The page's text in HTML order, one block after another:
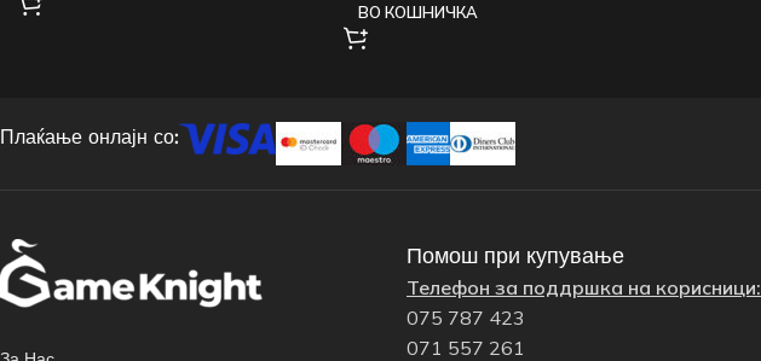
ВО КОШНИЧКА
Плаќање онлајн со:
Помош при купување
Телефон за поддршка на корисници:
075 787 423
071 557 261